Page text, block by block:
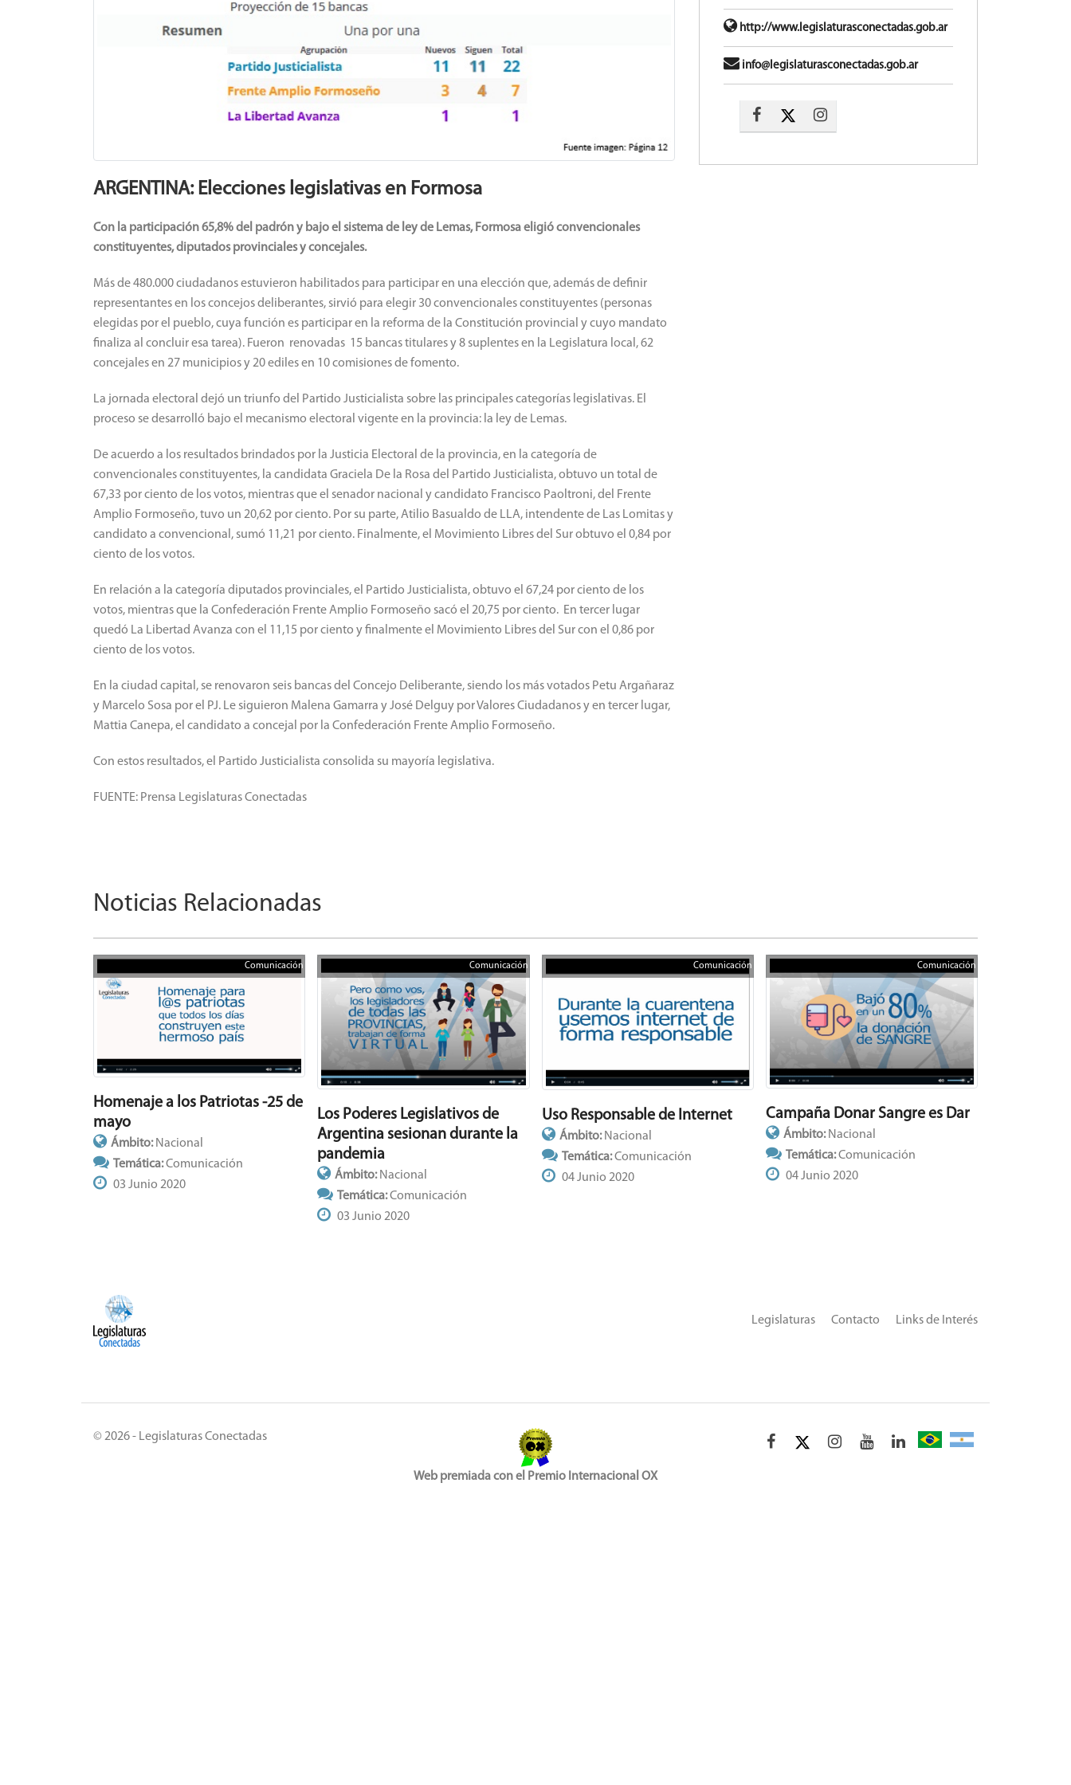
ARGENTINA: Elecciones legislativas en Formosa
Con la participación 65,8% del padrón y bajo el sistema de ley de Lemas, Formosa eligió convencionales
constituyentes, diputados provinciales y concejales.
Más de 480.000 ciudadanos estuvieron habilitados para participar en una elección que, además de definir
representantes en los concejos deliberantes, sirvió para elegir 30 convencionales constituyentes (personas
elegidas por el pueblo, cuya función es participar en la reforma de la Constitución provincial y cuyo mandato
finaliza al concluir esa tarea). Fueron renovadas 15 bancas titulares y 8 suplentes en la Legislatura local, 62
concejales en 27 municipios y 20 ediles en 10 comisiones de fomento.
La jornada electoral dejó un triunfo del Partido Justicialista sobre las principales categorías legislativas. El
proceso se desarrolló bajo el mecanismo electoral vigente en la provincia: la ley de Lemas.
De acuerdo a los resultados brindados por la Justicia Electoral de la provincia, en la categoría de
convencionales constituyentes, la candidata Graciela De la Rosa del Partido Justicialista, obtuvo un total de
67,33 por ciento de los votos, mientras que el senador nacional y candidato Francisco Paoltroni, del Frente
Amplio Formoseño, tuvo un 20,62 por ciento. Por su parte, Atilio Basualdo de LLA, intendente de Las Lomitas y
candidato a convencional, sumó 11,21 por ciento. Finalmente, el Movimiento Libres del Sur obtuvo el 0,84 por
ciento de los votos.
En relación a la categoría diputados provinciales, el Partido Justicialista, obtuvo el 67,24 por ciento de los
votos, mientras que la Confederación Frente Amplio Formoseño sacó el 20,75 por ciento. En tercer lugar
quedó La Libertad Avanza con el 11,15 por ciento y finalmente el Movimiento Libres del Sur con el 0,86 por
ciento de los votos.
En la ciudad capital, se renovaron seis bancas del Concejo Deliberante, siendo los más votados Petu Argañaraz
y Marcelo Sosa por el PJ. Le siguieron Malena Gamarra y José Delguy por Valores Ciudadanos y en tercer lugar,
Mattia Canepa, el candidato a concejal por la Confederación Frente Amplio Formoseño.
Con estos resultados, el Partido Justicialista consolida su mayoría legislativa.
FUENTE: Prensa Legislaturas Conectadas
http://www.legislaturasconectadas.gob.ar
info@legislaturasconectadas.gob.ar
Noticias Relacionadas
Comunicación
Homenaje a los Patriotas -25 de
mayo
Ámbito: Nacional
Temática:Comunicación
03 Junio 2020
Comunicación
Los Poderes Legislativos de
Argentina sesionan durante la
pandemia
Ámbito: Nacional
Temática:Comunicación
03 Junio 2020
Comunicación
Uso Responsable de Internet
Ámbito:Nacional
Temática:Comunicación
04 Junio 2020
Comunicación
Campaña Donar Sangre es Dar
Ámbito:Nacional
Temática:Comunicación
04 Junio 2020
Links de Interés
Contacto
Legislaturas
© 2026 - Legislaturas Conectadas
Web premiada con el Premio Internacional OX